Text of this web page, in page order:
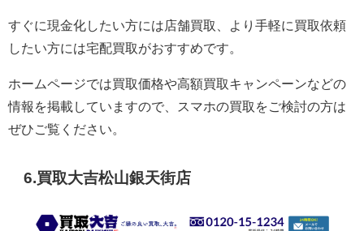
すぐに現金化したい方には店舗買取、より手軽に買取依頼
したい方には宅配買取がおすすめです。
ホームページでは買取価格や高額買取キャンペーンなどの
情報を掲載していますので、スマホの買取をご検討の方は
ぜひご覧ください。
6.買取大吉松山銀天街店